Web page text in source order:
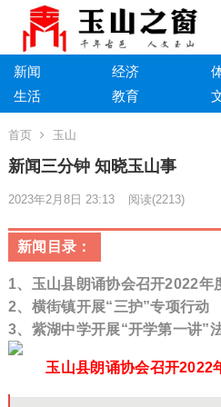
新闻 经济
生活
教育
首页 玉山
新闻三分钟 知晓玉山事
2023年2月8日 23:13 阅读(2213)
新闻目录：
1、 玉山县朗诵协会召开2022年
2、 横街镇开展“三护”专项行动
3、紫湖中学开展“开学第一讲”
玉山县朗诵协会召开2022